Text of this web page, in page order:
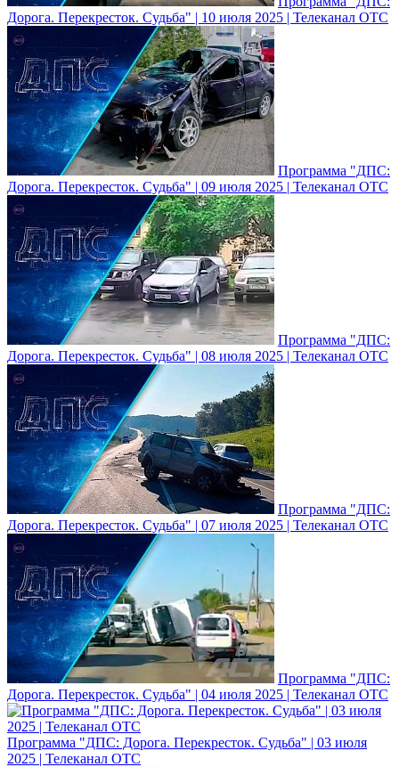
Дорога. Перекресток. Судьба" | 10 июля 2025 | Телеканал ОТС
Программа "ДПС:
Дорога. Перекресток. Судьба" | 09 июля 2025 | Телеканал ОТС
Программа "ДПС:
Дорога. Перекресток. Судьба" | 08 июля 2025 | Телеканал ОТС
Программа "ДПС:
Дорога. Перекресток. Судьба" | 07 июля 2025 | Телеканал ОТС
Программа "ДПС:
Дорога. Перекресток. Судьба" | 04 июля 2025 | Телеканал ОТС
Программа "ДПС: Дорога. Перекресток. Судьба" | 03 июля
2025 | Телеканал ОТС